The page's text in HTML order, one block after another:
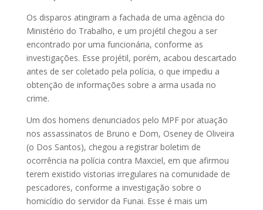
Os disparos atingiram a fachada de uma agência do
Ministério do Trabalho, e um projétil chegou a ser
encontrado por uma funcionária, conforme as
investigações. Esse projétil, porém, acabou descartado
antes de ser coletado pela polícia, o que impediu a
obtenção de informações sobre a arma usada no
crime.
Um dos homens denunciados pelo MPF por atuação
nos assassinatos de Bruno e Dom, Oseney de Oliveira
(o Dos Santos), chegou a registrar boletim de
ocorrência na polícia contra Maxciel, em que afirmou
terem existido vistorias irregulares na comunidade de
pescadores, conforme a investigação sobre o
homicídio do servidor da Funai. Esse é mais um